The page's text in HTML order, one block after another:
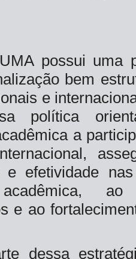
possui uma
bem
e
política
a
e efetividade
acadêmica,
e ao
dessa